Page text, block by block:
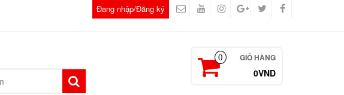
Đang nhập/Đăng ký
0 GIỎ HÀNG
0VND